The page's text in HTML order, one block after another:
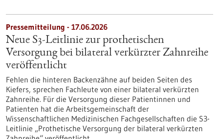
Pressemitteilung - 17.06.2026
Neue S3-​Leitlinie zur prothetischen
Versorgung bei bilateral verkürzter Zahnreihe
veröffentlicht
Fehlen die hinteren Backenzähne auf beiden Seiten des
Kiefers, sprechen Fachleute von einer bilateral verkürzten
Zahnreihe. Für die Versorgung dieser Patientinnen und
Patienten hat die Arbeitsgemeinschaft der
Wissenschaftlichen Medizinischen Fachgesellschaften die S3-​
Leitlinie „Prothetische Versorgung der bilateral verkürzten